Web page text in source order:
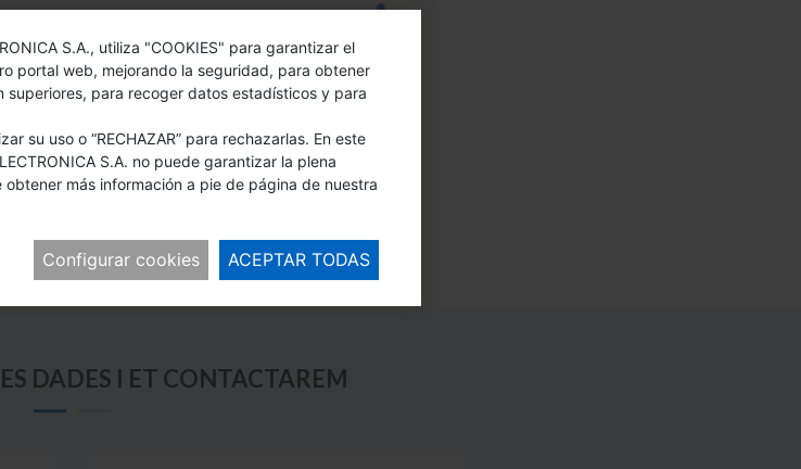
DADES I ET CONTACTAREM
S.A., utiliza "COOKIES" para garantizar el
portal web, mejorando la seguridad, para obtener
superiores, para recoger datos estadísticos y para
su uso o “RECHAZAR” para rechazarlas. En este
S.A. no puede garantizar la plena
más información a pie de página de nuestra
ACEPTAR TODAS
Configurar cookies